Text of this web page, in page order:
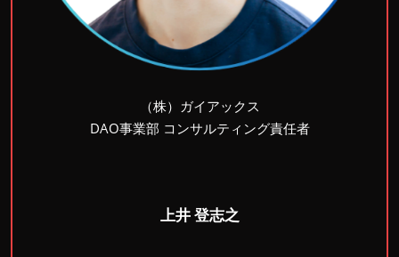
（株）ガイアックス
DAO事業部 コンサルティング責任者
上井 登志之